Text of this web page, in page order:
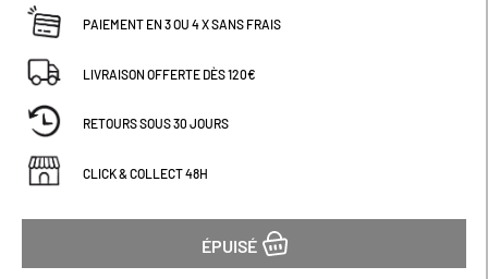
PAIEMENT EN 3 OU 4 X SANS FRAIS
LIVRAISON OFFERTE DÈS 120€
RETOURS SOUS 30 JOURS
CLICK & COLLECT 48H
ÉPUISÉ